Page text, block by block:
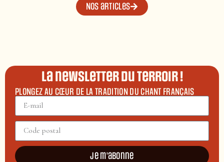
Nos articles
La newsletter du terroir !
PLONGEZ AU CŒUR DE LA TRADITION DU CHANT FRANÇAIS
Je m'abonne